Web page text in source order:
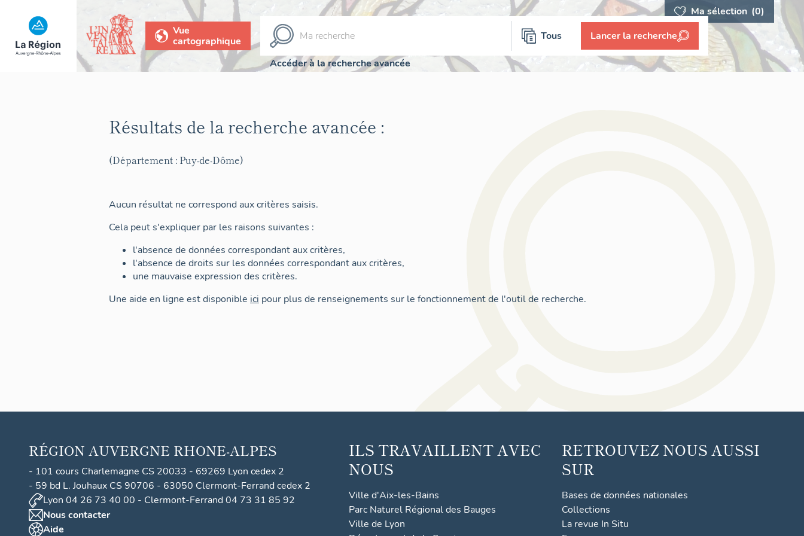
Ma sélection (0)
Vue
cartographique
Tous Lancer la recherche
Accéder à la recherche avancée
Résultats de la recherche avancée :
(Département : Puy-de-Dôme)
Aucun résultat ne correspond aux critères saisis.
Cela peut s'expliquer par les raisons suivantes :
l'absence de données correspondant aux critères,
l'absence de droits sur les données correspondant aux critères,
une mauvaise expression des critères.
Une aide en ligne est disponible ici pour plus de renseignements sur le fonctionnement de l'outil de recherche.
RÉGION AUVERGNE RHONE-ALPES
- 101 cours Charlemagne CS 20033 - 69269 Lyon cedex 2
- 59 bd L. Jouhaux CS 90706 - 63050 Clermont-Ferrand cedex 2
Lyon 04 26 73 40 00 - Clermont-Ferrand 04 73 31 85 92
Nous contacter
Aide
ILS TRAVAILLENT AVEC
NOUS
Ville d'Aix-les-Bains
Parc Naturel Régional des Bauges
Ville de Lyon
RETROUVEZ NOUS AUSSI
SUR
Bases de données nationales
Collections
La revue In Situ